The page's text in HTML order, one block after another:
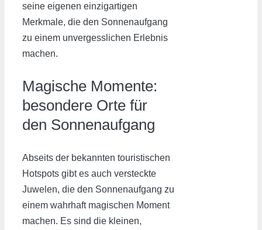
seine eigenen einzigartigen
Merkmale, die den Sonnenaufgang
zu einem unvergesslichen Erlebnis
machen.
Magische Momente:
besondere Orte für
den Sonnenaufgang
Abseits der bekannten touristischen
Hotspots gibt es auch versteckte
Juwelen, die den Sonnenaufgang zu
einem wahrhaft magischen Moment
machen. Es sind die kleinen,